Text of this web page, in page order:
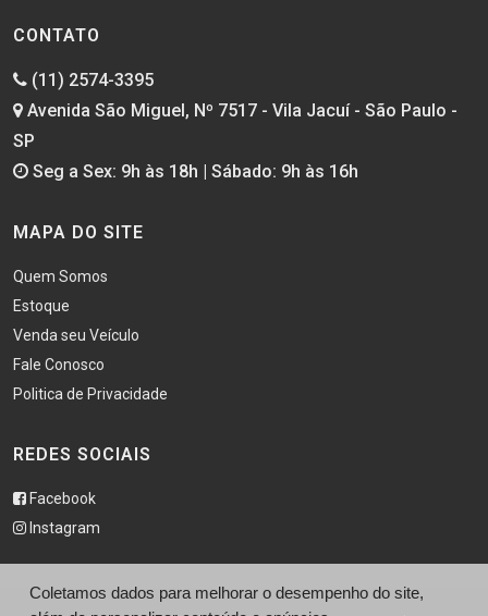
CONTATO
(11) 2574-3395
Avenida São Miguel, Nº 7517 - Vila Jacuí - São Paulo -
SP
Seg a Sex: 9h às 18h | Sábado: 9h às 16h
MAPA DO SITE
Quem Somos
Estoque
Venda seu Veículo
Fale Conosco
Politica de Privacidade
REDES SOCIAIS
Facebook
Instagram
Coletamos dados para melhorar o desempenho do site,